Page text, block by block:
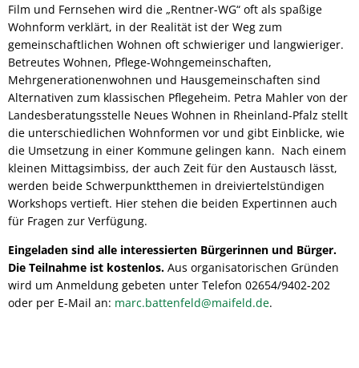
Film und Fernsehen wird die „Rentner-WG“ oft als spaßige
Wohnform verklärt, in der Realität ist der Weg zum
gemeinschaftlichen Wohnen oft schwieriger und langwieriger.
Betreutes Wohnen, Pflege-Wohngemeinschaften,
Mehrgenerationenwohnen und Hausgemeinschaften sind
Alternativen zum klassischen Pflegeheim. Petra Mahler von der
Landesberatungsstelle Neues Wohnen in Rheinland-Pfalz stellt
die unterschiedlichen Wohnformen vor und gibt Einblicke, wie
die Umsetzung in einer Kommune gelingen kann. Nach einem
kleinen Mittagsimbiss, der auch Zeit für den Austausch lässt,
werden beide Schwerpunktthemen in dreiviertelstündigen
Workshops vertieft. Hier stehen die beiden Expertinnen auch
für Fragen zur Verfügung.
Eingeladen sind alle interessierten Bürgerinnen und Bürger.
Die Teilnahme ist kostenlos. Aus organisatorischen Gründen
wird um Anmeldung gebeten unter Telefon 02654/9402-202
oder per E-Mail an: marc.battenfeld@maifeld.de.